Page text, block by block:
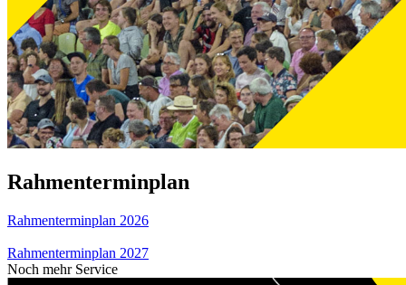
Rahmenterminplan
Rahmenterminplan 2026
Rahmenterminplan 2027
Noch mehr Service